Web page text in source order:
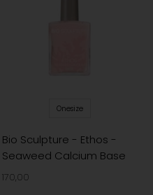
Onesize
Bio Sculpture - Ethos -
Seaweed Calcium Base
170,00